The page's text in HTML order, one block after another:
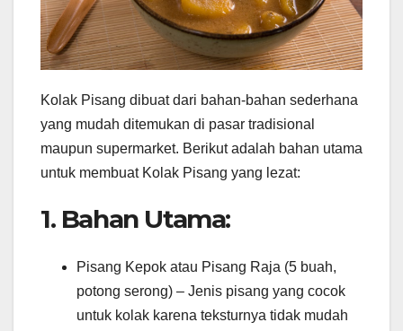
Kolak Pisang dibuat dari bahan-bahan sederhana
yang mudah ditemukan di pasar tradisional
maupun supermarket. Berikut adalah bahan utama
untuk membuat Kolak Pisang yang lezat:
1. Bahan Utama:
Pisang Kepok atau Pisang Raja (5 buah,
potong serong) – Jenis pisang yang cocok
untuk kolak karena teksturnya tidak mudah